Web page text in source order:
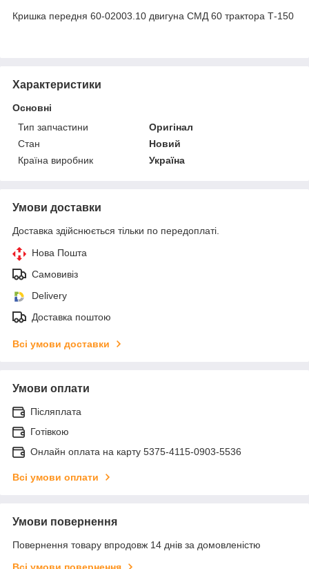
Кришка передня 60-02003.10 двигуна СМД 60 трактора Т-150
Характеристики
Основні
Тип запчастини
Оригінал
Стан
Новий
Країна виробник
Україна
Умови доставки
Доставка здійснюється тільки по передоплаті.
Нова Пошта
Самовивіз
Delivery
Доставка поштою
Всі умови доставки
Умови оплати
Післяплата
Готівкою
Онлайн оплата на карту 5375-4115-0903-5536
Всі умови оплати
Умови повернення
Повернення товару впродовж 14 днів за домовленістю
Всі умови повернення